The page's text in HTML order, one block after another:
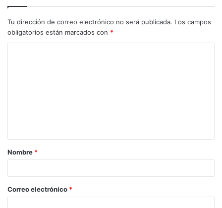
Tu dirección de correo electrónico no será publicada. Los campos
obligatorios están marcados con *
a
r
*
Nombre *
Correo electrónico *